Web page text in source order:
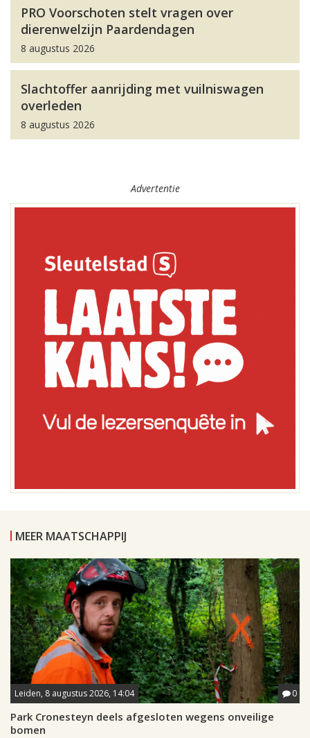
PRO Voorschoten stelt vragen over
dierenwelzijn Paardendagen
8 augustus 2026
Slachtoffer aanrijding met vuilniswagen
overleden
8 augustus 2026
Advertentie
MEER MAATSCHAPPIJ
Leiden, 8 augustus 2026, 14:04 0
Park Cronesteyn deels afgesloten wegens onveilige
bomen